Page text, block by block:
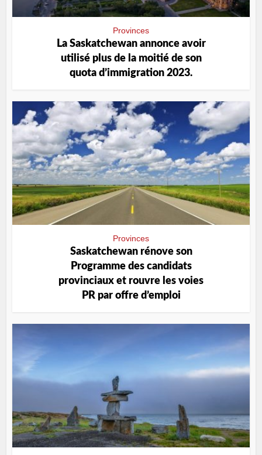
Provinces
La Saskatchewan annonce avoir
utilisé plus de la moitié de son
quota d’immigration 2023.
Provinces
Saskatchewan rénove son
Programme des candidats
provinciaux et rouvre les voies
PR par offre d’emploi